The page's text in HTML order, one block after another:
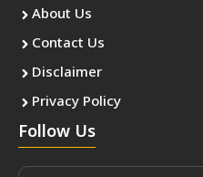
About Us
Contact Us
Disclaimer
Privacy Policy
Follow Us